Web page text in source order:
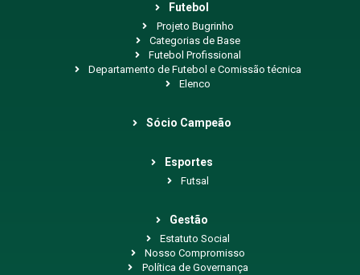
Futebol
Projeto Bugrinho
Categorias de Base
Futebol Profissional
Departamento de Futebol e Comissão técnica
Elenco
Sócio Campeão
Esportes
Futsal
Gestão
Estatuto Social
Nosso Compromisso
Política de Governança